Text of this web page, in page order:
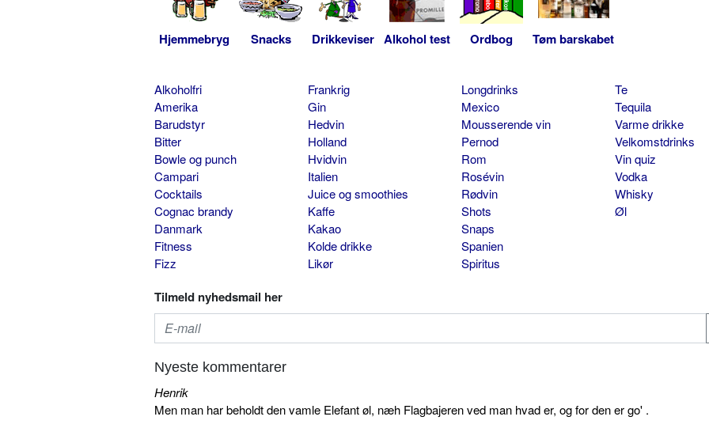
Hjemmebryg Snacks Drikkeviser Alkohol test Ordbog Tøm barskabet
Alkoholfri
Amerika
Barudstyr
Bitter
Bowle og punch
Campari
Cocktails
Cognac brandy
Danmark
Fitness
Fizz
Frankrig
Gin
Hedvin
Holland
Hvidvin
Italien
Juice og smoothies
Kaffe
Kakao
Kolde drikke
Likør
Longdrinks
Mexico
Mousserende vin
Pernod
Rom
Rosévin
Rødvin
Shots
Snaps
Spanien
Spiritus
Te
Tequila
Varme drikke
Velkomstdrinks
Vin quiz
Vodka
Whisky
Øl
Tilmeld nyhedsmail her
Nyeste kommentarer
Henrik
Men man har beholdt den vamle Elefant øl, næh Flagbajeren ved man hvad er, og for den er go' .